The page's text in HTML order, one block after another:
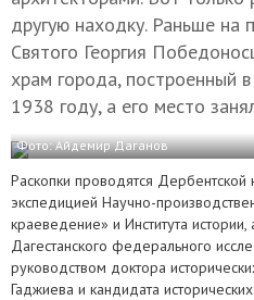
другую находку. Раньше на
Святого Георгия
храм города, построенный
1938 году, а его место
Фото: Айдемир Даганов
Раскопки проводятся Дербентской
экспедицией Научно-
краеведение» и Института
Дагестанского федерального
руководством доктора
Гаджиева и кандидата